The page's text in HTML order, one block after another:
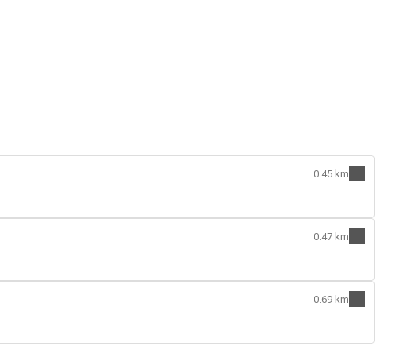
0.45 km
0.47 km
0.69 km